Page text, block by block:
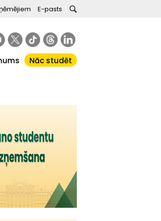
E-pasts
Nāc studēt